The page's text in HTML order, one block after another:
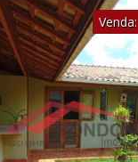
Venda: